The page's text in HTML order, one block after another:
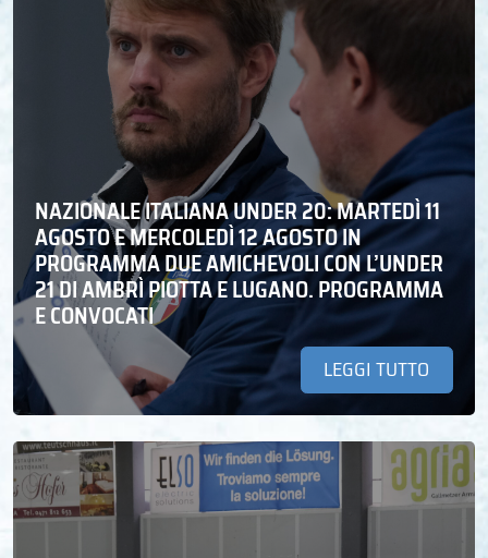
NAZIONALE ITALIANA UNDER 20: MARTEDÌ 11
AGOSTO E MERCOLEDÌ 12 AGOSTO IN
PROGRAMMA DUE AMICHEVOLI CON L’UNDER
21 DI AMBRÌ PIOTTA E LUGANO. PROGRAMMA
E CONVOCATI
LEGGI TUTTO